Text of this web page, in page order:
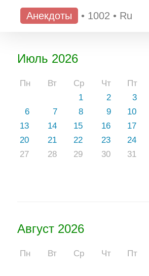
Анекдоты • 1002 • Ru
Июль 2026
Пн Вт Ср Чт Пт
1
2 3
6
7 8 9 10
13
14 15 16 17
20
21 22 23 24
27
28 29 30 31
Август 2026
Пн Вт Ср Чт Пт